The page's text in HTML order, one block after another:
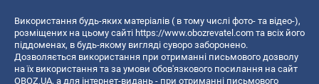
Використання будь-яких матеріалів ( в тому числі фото- та відео-),
розміщених на цьому сайті https://www.obozrevatel.com та всіх його
піддоменах, в будь-якому вигляді суворо заборонено.
Дозволяється використання при отриманні письмового дозволу
на їх використання та за умови обов'язкового посилання на сайт
OBOZ.UA, а для інтернет-видань - при отриманні письмового